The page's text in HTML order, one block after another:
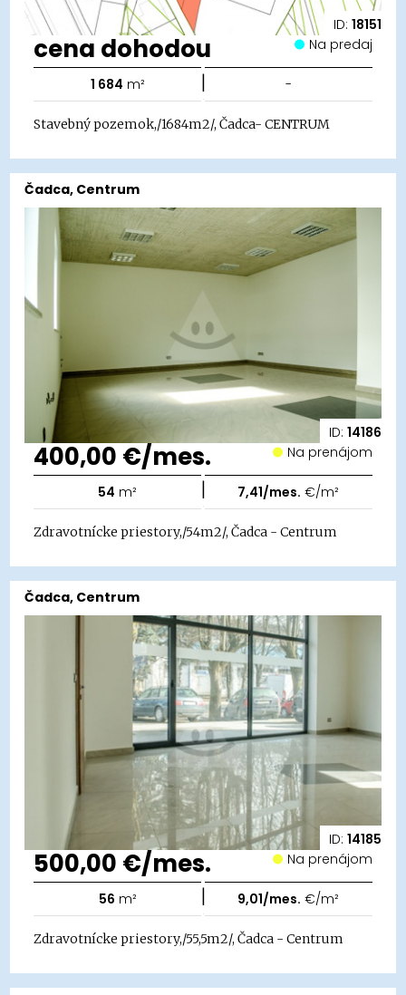
ID: 18151
cena dohodou Na predaj
1 684 m² | -
Stavebný pozemok,/1684m2/, Čadca- CENTRUM
ID: 14186
Čadca, Centrum
400,00 €/mes. Na prenájom
54 m² | 7,41/mes. €/m²
Zdravotnícke priestory,/54m2/, Čadca - Centrum
ID: 14185
Čadca, Centrum
500,00 €/mes. Na prenájom
56 m² | 9,01/mes. €/m²
Zdravotnícke priestory,/55,5m2/, Čadca - Centrum